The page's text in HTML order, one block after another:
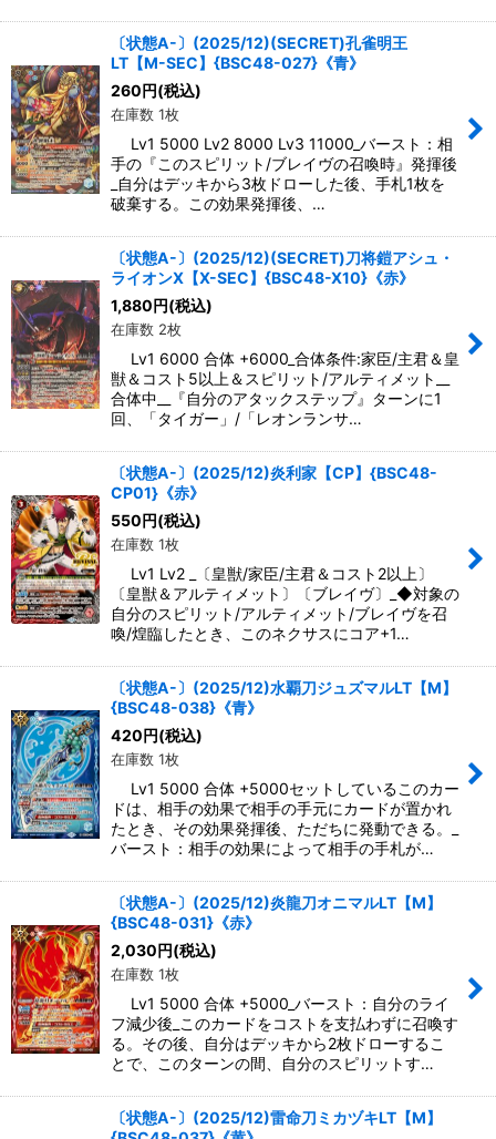
〔状態A-〕(2025/12)(SECRET)孔雀明王
LT【M-SEC】{BSC48-027}《青》
260 円(税込)
在庫数 1枚
Lv1 5000 Lv2 8000 Lv3 11000_バースト：相
手の『このスピリット/ブレイヴの召喚時』発揮後
_自分はデッキから3枚ドローした後、手札1枚を
破棄する。この効果発揮後、…
〔状態A-〕(2025/12)(SECRET)刀将鎧アシュ・
ライオンX【X-SEC】{BSC48-X10}《赤》
1,880 円(税込)
在庫数 2枚
Lv1 6000 合体 +6000_合体条件:家臣/主君＆皇
獣＆コスト5以上＆スピリット/アルティメット__
合体中__『自分のアタックステップ』ターンに1
回、「タイガー」/「レオンランサ…
〔状態A-〕(2025/12)炎利家【CP】{BSC48-
CP01}《赤》
550 円(税込)
在庫数 1枚
Lv1 Lv2 _〔皇獣/家臣/主君＆コスト2以上〕
〔皇獣＆アルティメット〕〔ブレイヴ〕_◆対象の
自分のスピリット/アルティメット/ブレイヴを召
喚/煌臨したとき、このネクサスにコア+1…
〔状態A-〕(2025/12)水覇刀ジュズマルLT【M】
{BSC48-038}《青》
420 円(税込)
在庫数 1枚
Lv1 5000 合体 +5000セットしているこのカー
ドは、相手の効果で相手の手元にカードが置かれ
たとき、その効果発揮後、ただちに発動できる。_
バースト：相手の効果によって相手の手札が…
〔状態A-〕(2025/12)炎龍刀オニマルLT【M】
{BSC48-031}《赤》
2,030 円(税込)
在庫数 1枚
Lv1 5000 合体 +5000_バースト：自分のライ
フ減少後_このカードをコストを支払わずに召喚す
る。その後、自分はデッキから2枚ドローするこ
とで、このターンの間、自分のスピリットす…
〔状態A-〕(2025/12)雷命刀ミカヅキLT【M】